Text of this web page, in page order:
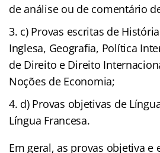
de análise ou de comentário
c) Provas escritas de
Inglesa, Geografia, Política
de Direito e Direito
Noções de Economia;
d) Provas objetivas de
Língua Francesa.
Em geral, as provas objetiva e